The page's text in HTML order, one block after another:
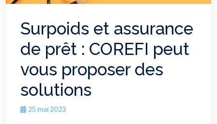
Surpoids et assurance
de prêt : COREFI peut
vous proposer des
solutions
25 mai 2023